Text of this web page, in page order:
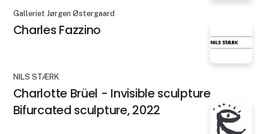
Galleriet Jørgen Østergaard
Charles Fazzino
NILS STÆRK
Charlotte Brüel - Invisible sculpture
Bifurcated sculpture, 2022